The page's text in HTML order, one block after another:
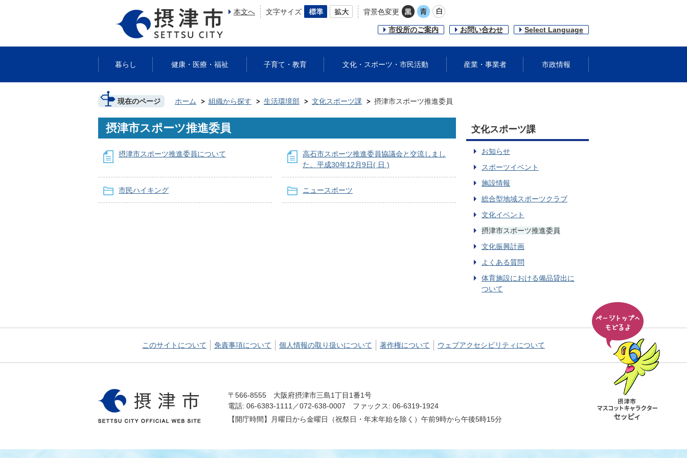
本文へ 文字サイズ 背景色変更
市役所のご案内 お問い合わせ Select Language
暮らし 健康・医療・福祉 子育て・教育 文化・スポーツ・市民活動 産業・事業者 市政情報
現在のページ ホーム 組織から探す 生活環境部 文化スポーツ課 摂津市スポーツ推進委員
摂津市スポーツ推進委員
摂津市スポーツ推進委員について
高石市スポーツ推進委員協議会と交流しまし
た。平成30年12月9日( 日 )
市民ハイキング ニュースポーツ
文化スポーツ課
お知らせ
スポーツイベント
施設情報
総合型地域スポーツクラブ
文化イベント
摂津市スポーツ推進委員
文化振興計画
よくある質問
体育施設における備品貸出に
ついて
このサイトについて 免責事項について 個人情報の取り扱いについて 著作権について ウェブアクセシビリティについて
〒566-8555 大阪府摂津市三島1丁目1番1号
電話: 06-6383-1111／072-638-0007 ファックス: 06-6319-1924
【開庁時間】月曜日から金曜日（祝祭日・年末年始を除く）午前9時から午後5時15分